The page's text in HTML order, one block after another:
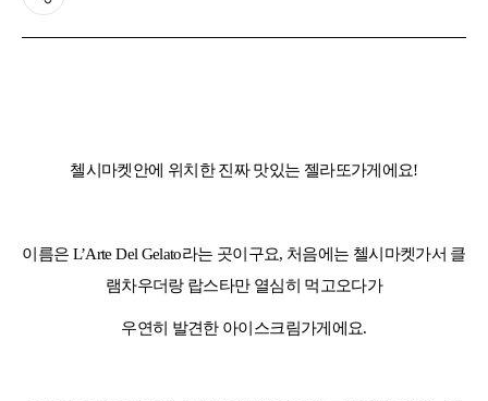
종로유학원
몰타
첼시마켓안에 위치한 진짜 맛있는 젤라또가게에요!
이름은 L’Arte Del Gelato라는 곳이구요, 처음에는 첼시마켓가서 클
램차우더랑 랍스타만 열심히 먹고오다가
우연히 발견한 아이스크림가게에요.